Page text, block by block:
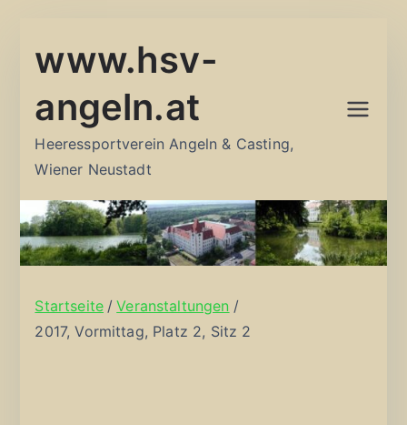
Inhalt
www.hsv-
angeln.at
Heeressportverein Angeln & Casting,
Wiener Neustadt
Startseite
Veranstaltungen
2017, Vormittag, Platz 2, Sitz 2